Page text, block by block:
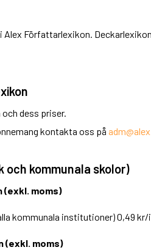
Alex Författarlexikon.
och dess priser.
kontakta oss på
och kommunala skolor)
(exkl. moms)
kommunala institutioner) 0,49 kr/
(exkl. moms)